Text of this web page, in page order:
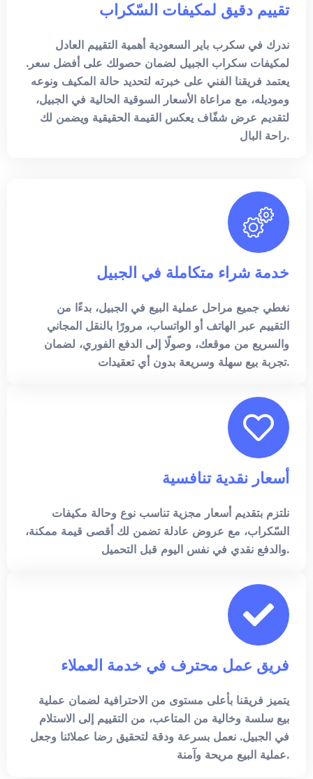
تقييم دقيق لمكيفات السّكراب
ندرك في سكرب باير السعودية أهمية التقييم العادل
لمكيفات سكراب الجبيل لضمان حصولك على أفضل سعر.
يعتمد فريقنا الفني على خبرته لتحديد حالة المكيف ونوعه
وموديله، مع مراعاة الأسعار السوقية الحالية في الجبيل،
لتقديم عرض شفّاف يعكس القيمة الحقيقية ويضمن لك
راحة البال.
خدمة شراء متكاملة في الجبيل
نغطي جميع مراحل عملية البيع في الجبيل، بدءًا من
التقييم عبر الهاتف أو الواتساب، مرورًا بالنقل المجاني
والسريع من موقعك، وصولًا إلى الدفع الفوري، لضمان
تجربة بيع سهلة وسريعة بدون أي تعقيدات.
أسعار نقدية تنافسية
نلتزم بتقديم أسعار مجزية تناسب نوع وحالة مكيفات
السّكراب، مع عروض عادلة تضمن لك أقصى قيمة ممكنة،
والدفع نقدي في نفس اليوم قبل التحميل.
فريق عمل محترف في خدمة العملاء
يتميز فريقنا بأعلى مستوى من الاحترافية لضمان عملية
بيع سلسة وخالية من المتاعب، من التقييم إلى الاستلام
في الجبيل. نعمل بسرعة ودقة لتحقيق رضا عملائنا وجعل
عملية البيع مريحة وآمنة.